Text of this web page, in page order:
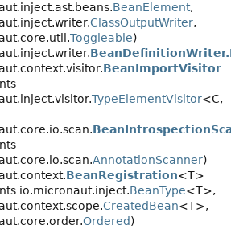
BeanElement,
ClassOutputWriter,
Toggleable)
BeanImportVisitor
TypeElementVisitor<C,
AnnotationScanner)
BeanRegistration<T>
io.micronaut.inject.BeanType<T>,
CreatedBean<T>,
Ordered)